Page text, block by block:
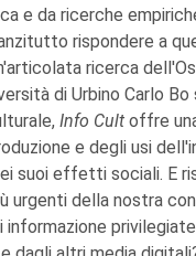
e da ricerche
rispondere a
ricerca
di Urbino Carlo
Info Cult offre
e degli usi
suoi effetti sociali. E
urgenti della nostra